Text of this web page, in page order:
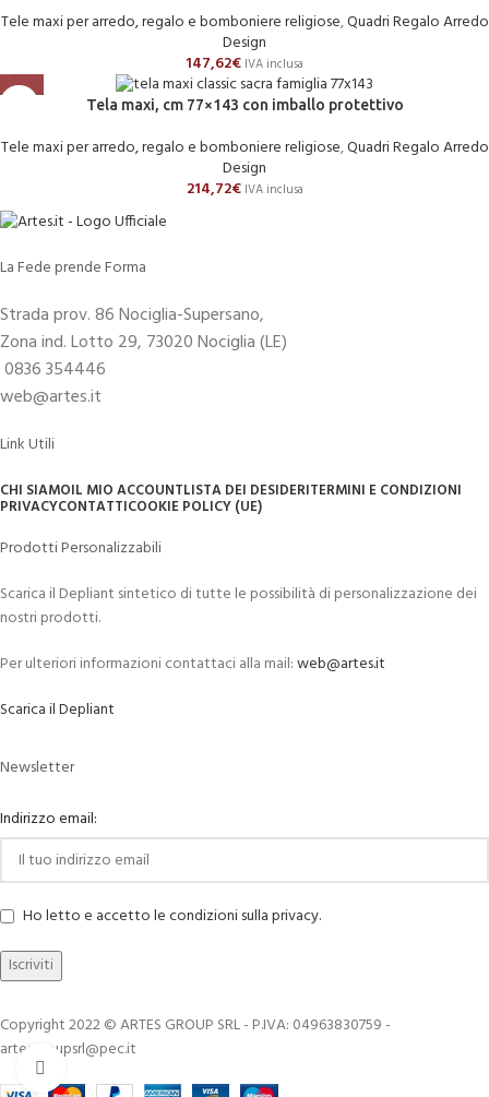
Tele maxi per arredo, regalo e bomboniere religiose,Quadri Regalo Arredo
Design
147,62€ IVA inclusa
Tela maxi, cm 77×143 con imballo protettivo
Tele maxi per arredo, regalo e bomboniere religiose,Quadri Regalo Arredo
Design
214,72€ IVA inclusa
La Fede prende Forma
Strada prov. 86 Nociglia-Supersano,
Zona ind. Lotto 29, 73020 Nociglia (LE)
0836 354446
web@artes.it
Link Utili
CHI SIAMOIL MIO ACCOUNTLISTA DEI DESIDERITERMINI E CONDIZIONI
PRIVACYCONTATTICOOKIE POLICY (UE)
Prodotti Personalizzabili
Scarica il Depliant sintetico di tutte le possibilità di personalizzazione dei
nostri prodotti.
Per ulteriori informazioni contattaci alla mail:web@artes.it
Scarica il Depliant
Newsletter
Indirizzo email:
Ho letto e accetto le condizioni sulla privacy.
Copyright 2022 © ARTES GROUP SRL - P.IVA: 04963830759 -
artesgroupsrl@pec.it